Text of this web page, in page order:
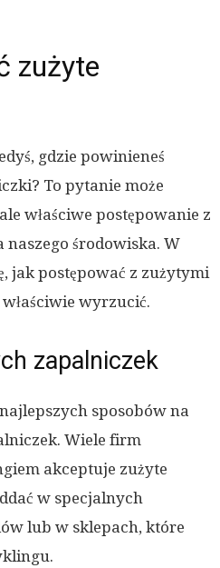
zużyte
gdzie powinieneś
To pytanie może
właściwe postępowanie z
naszego środowiska. W
jak postępować z zużytymi
wyrzucić.
zapalniczek
sposobów na
Wiele firm
akceptuje zużyte
w specjalnych
lub w sklepach, które